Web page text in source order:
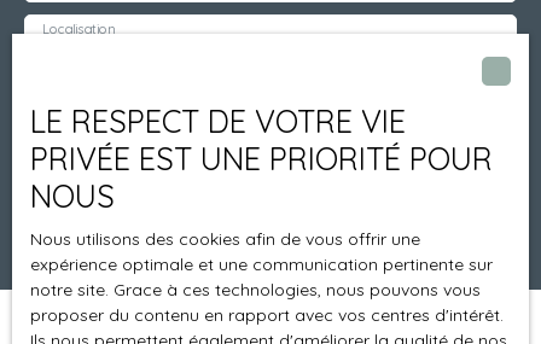
Localisation
Surface min (m²)
Rechercher
Trier par
LE RESPECT DE VOTRE VIE
PRIVÉE EST UNE PRIORITÉ POUR
NOUS
Nous utilisons des cookies afin de vous offrir une
expérience optimale et une communication pertinente sur
notre site. Grace à ces technologies, nous pouvons vous
proposer du contenu en rapport avec vos centres d'intérêt.